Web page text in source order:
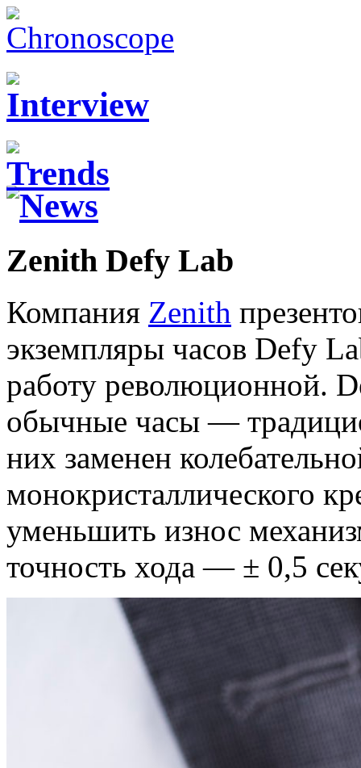
Zenith Defy Lab
Компания Zenith
экземпляры часов Defy
работу революционной.
обычные часы —
них заменен
монокристаллического
уменьшить износ
точность хода — ± 0,5